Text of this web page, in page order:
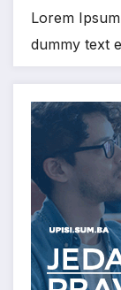
Lorem
dummy text